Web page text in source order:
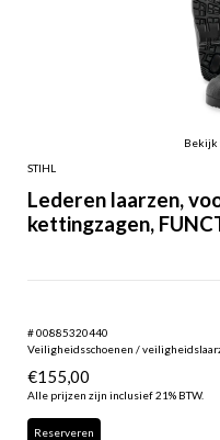
Bekijk
STIHL
Lederen laarzen,
kettingzagen,
# 00885320440
Veiligheidsschoenen /
€155,00
Alle prijzen zijn inclusief 21% BTW.
Reserveren